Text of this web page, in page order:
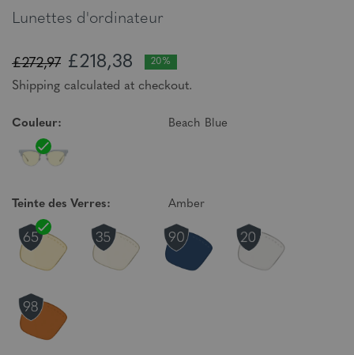
Lunettes d'ordinateur
£272,97 £218,38 20%
Shipping calculated at checkout.
Couleur: Beach Blue
Teinte des Verres: Amber